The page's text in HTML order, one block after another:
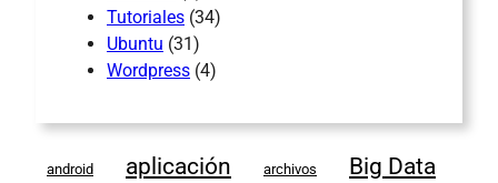
Tutoriales (34)
Ubuntu (31)
Wordpress (4)
android aplicación archivos Big Data